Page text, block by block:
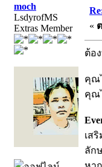
moch
LsdyrofMS
Extras Member
«
ต้อ
คุณ
คุณ
เส
ลัก